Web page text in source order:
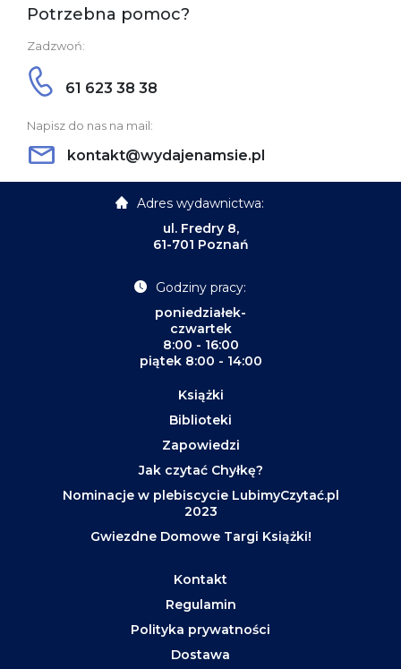
Potrzebna pomoc?
Zadzwoń:
61 623 38 38
Napisz do nas na mail:
kontakt@wydajenamsie.pl
Adres wydawnictwa:
ul. Fredry 8,
61-701 Poznań
Godziny pracy:
poniedziałek-
czwartek
8:00 - 16:00
piątek 8:00 - 14:00
Książki
Biblioteki
Zapowiedzi
Jak czytać Chyłkę?
Nominacje w plebiscycie LubimyCzytać.pl
2023
Gwiezdne Domowe Targi Książki!
Kontakt
Regulamin
Polityka prywatności
Dostawa